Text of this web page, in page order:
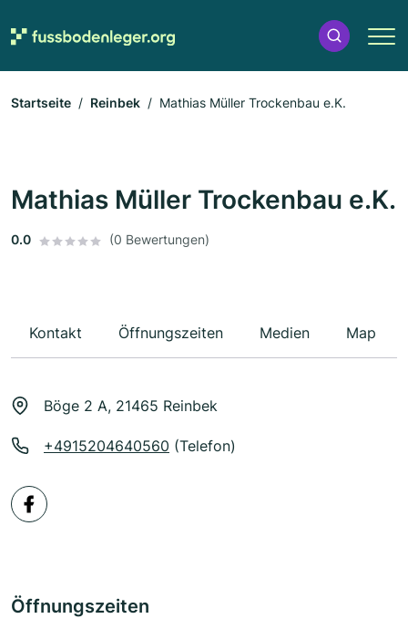
Startseite Reinbek Mathias Müller Trockenbau e.K.
Mathias Müller Trockenbau e.K.
0.0 (0 Bewertungen)
Kontakt Öffnungszeiten Medien Map
Böge 2 A, 21465 Reinbek
+4915204640560 (Telefon)
Öffnungszeiten